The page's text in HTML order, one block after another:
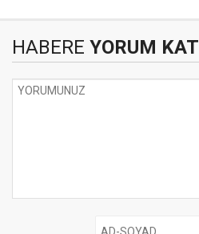
HABERE YORUM KAT